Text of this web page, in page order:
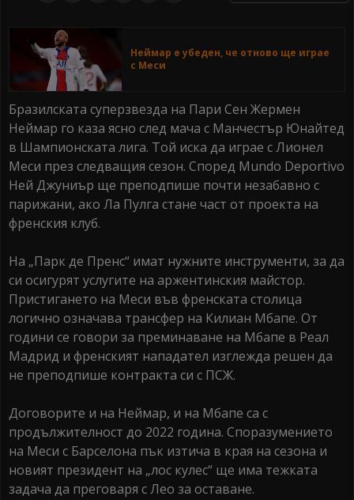
Неймар е убеден, че отново ще играе
с Меси
Бразилската суперзвезда на Пари Сен Жермен
Неймар го каза ясно след мача с Манчестър Юнайтед
в Шампионската лига. Той иска да играе с Лионел
Меси през следващия сезон. Според Mundo Deportivo
Ней Джуниър ще преподпише почти незабавно с
парижани, ако Ла Пулга стане част от проекта на
френския клуб.
На „Парк де Пренс“ имат нужните инструменти, за да
си осигурят услугите на аржентинския майстор.
Пристигането на Меси във френската столица
логично означава трансфер на Килиан Мбапе. От
години се говори за преминаване на Мбапе в Реал
Мадрид и френският нападател изглежда решен да
не преподпише контракта си с ПСЖ.
Договорите и на Неймар, и на Мбапе са с
продължителност до 2022 година. Споразумението
на Меси с Барселона пък изтича в края на сезона и
новият президент на „лос кулес“ ще има тежката
задача да преговаря с Лео за оставане.